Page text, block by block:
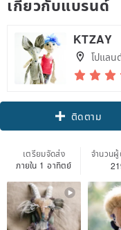
เกี่ยวกับแบรนด์
KTZAY
โปแลน
ติดตาม
เตรียมจัดส่ง
ภายใน 1 อาทิตย์
จำนวน